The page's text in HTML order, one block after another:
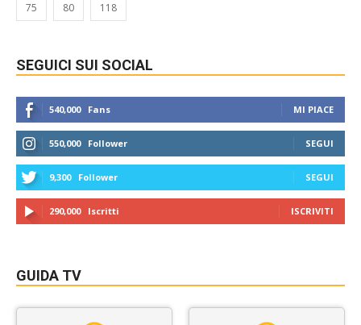
75 80 118
SEGUICI SUI SOCIAL
540,000 Fans MI PIACE
550,000 Follower SEGUI
9,300 Follower SEGUI
290,000 Iscritti ISCRIVITI
GUIDA TV